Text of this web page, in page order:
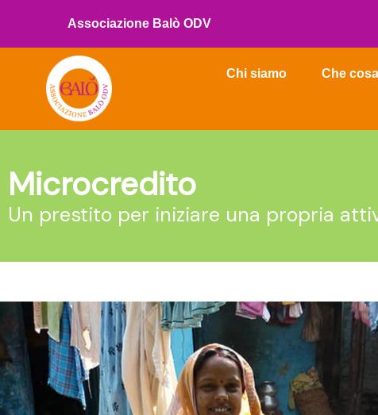
Associazione Balò ODV
Chi siamo Che
Microcredito
Un prestito per iniziare una propria